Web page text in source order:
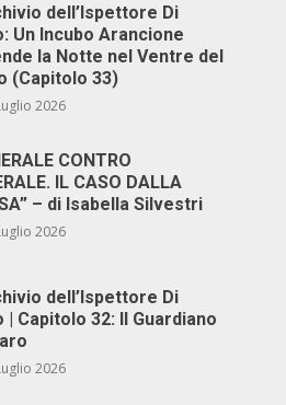
dell’Ispettore Di
Un Incubo Arancione
la Notte nel Ventre del
(Capitolo 33)
2026
CONTRO
IL CASO DALLA
– di Isabella Silvestri
2026
dell’Ispettore Di
| Capitolo 32: Il Guardiano
2026